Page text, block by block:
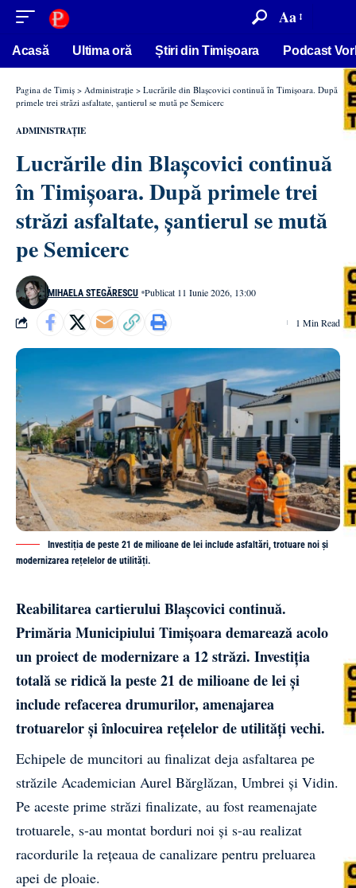
conținut Aa
Acasă Ultima oră Știri din Timișoara Podcast
Pagina de Timiș > Administrație > Lucrările din Blașcovici continuă în Timișoara. După
primele trei străzi asfaltate, șantierul se mută pe Semicerc
ADMINISTRAȚIE
Lucrările din Blașcovici continuă
în Timișoara. După primele trei
străzi asfaltate, șantierul se mută
pe Semicerc
MIHAELA STEGĂRESCU Publicat 11 Iunie 2026, 13:00
1 Min Read
Investiția de peste 21 de milioane de lei include asfaltări, trotuare noi și
modernizarea rețelelor de utilități.
Reabilitarea cartierului Blașcovici continuă.
Primăria Municipiului Timișoara demarează acolo
un proiect de modernizare a 12 străzi. Investiția
totală se ridică la peste 21 de milioane de lei și
include refacerea drumurilor, amenajarea
trotuarelor și înlocuirea rețelelor de utilități vechi.
Echipele de muncitori au finalizat deja asfaltarea pe
străzile Academician Aurel Bărglăzan, Umbrei și Vidin.
Pe aceste prime străzi finalizate, au fost reamenajate
trotuarele, s-au montat borduri noi și s-au realizat
racordurile la rețeaua de canalizare pentru preluarea
apei de ploaie.